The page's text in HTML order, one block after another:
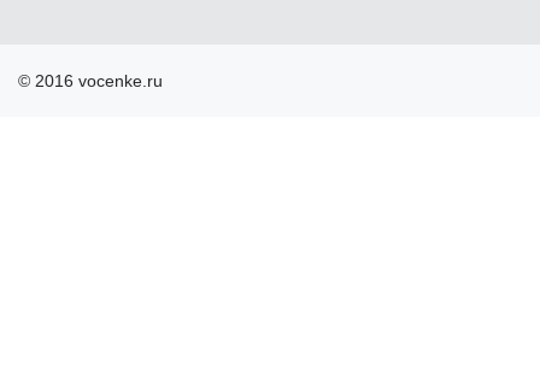
© 2016 vocenke.ru